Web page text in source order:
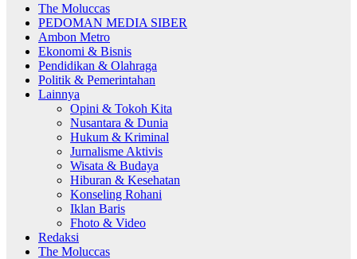
The Moluccas
PEDOMAN MEDIA SIBER
Ambon Metro
Ekonomi & Bisnis
Pendidikan & Olahraga
Politik & Pemerintahan
Lainnya
Opini & Tokoh Kita
Nusantara & Dunia
Hukum & Kriminal
Jurnalisme Aktivis
Wisata & Budaya
Hiburan & Kesehatan
Konseling Rohani
Iklan Baris
Fhoto & Video
Redaksi
The Moluccas